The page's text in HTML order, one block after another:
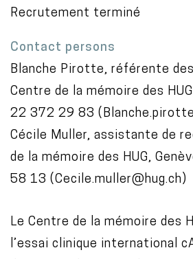
Recrutement terminé
Contact persons
Blanche Pirotte, référente
Centre de la mémoire des
22 372 29 83
Cécile Muller, assistante de
de la mémoire des HUG,
58 13 (Cecile.muller@hug.ch)
Le Centre de la mémoire des
l’essai clinique international